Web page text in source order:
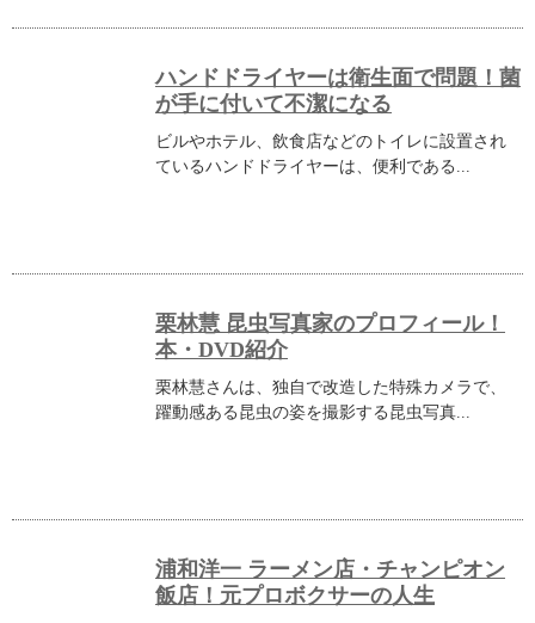
ハンドドライヤーは衛生面で問題！菌
が手に付いて不潔になる
ビルやホテル、飲食店などのトイレに設置され
ているハンドドライヤーは、便利である...
栗林慧 昆虫写真家のプロフィール！
本・DVD紹介
栗林慧さんは、独自で改造した特殊カメラで、
躍動感ある昆虫の姿を撮影する昆虫写真...
浦和洋一 ラーメン店・チャンピオン
飯店！元プロボクサーの人生